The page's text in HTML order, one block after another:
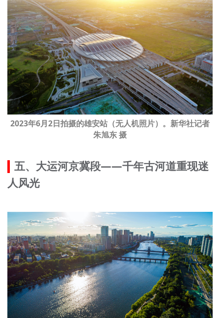
2023年6月2日拍摄的雄安站（无人机照片）。新华社记者
朱旭东 摄
五、大运河京冀段——千年古河道重现迷
人风光